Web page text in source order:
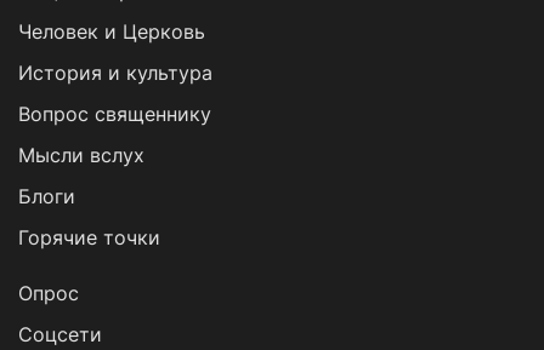
Человек и Церковь
История и культура
Вопрос священнику
Мысли вслух
Блоги
Горячие точки
Опрос
Cоцсети